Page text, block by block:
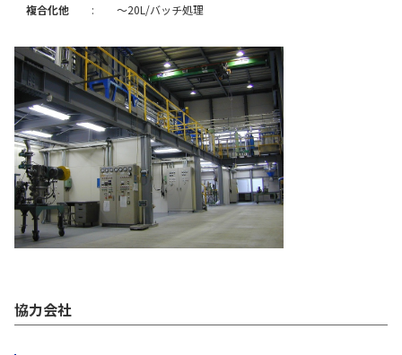
採用情報
会社情報
お問い合わせ
複合化他 : ～20L/バッチ処理
協力会社